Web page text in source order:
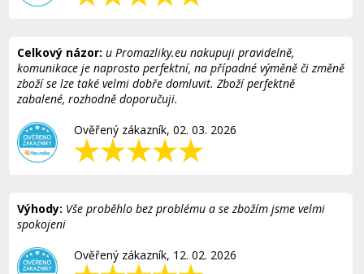
Celkový názor: u Promazliky.eu nakupuji pravidelně,
komunikace je naprosto perfektní, na případné výměně či změně
zboží se lze také velmi dobře domluvit. Zboží perfektně
zabalené, rozhodně doporučuji.
Ověřený zákazník, 02. 03. 2026
Výhody: Vše proběhlo bez problému a se zbožím jsme velmi
spokojeni
Ověřený zákazník, 12. 02. 2026